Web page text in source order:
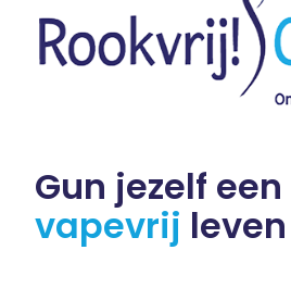
Over ons
Medewerkers &
Heb je een
Gun jezelf een
vapevrij leven